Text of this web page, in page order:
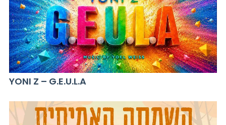
YONI Z – G.E.U.L.A